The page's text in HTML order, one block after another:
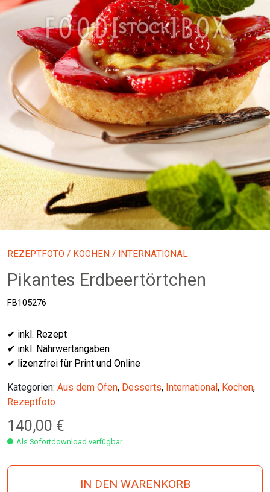
REZEPTFOTO / KOCHEN / INTERNATIONAL
Pikantes Erdbeertörtchen
FB105276
✔ inkl. Rezept
✔ inkl. Nährwertangaben
✔ lizenzfrei für Print und Online
Kategorien: Aus dem Ofen, Desserts, International , Kochen,
Rezeptfoto
140,00 €
Als Sofortdownload verfügbar
IN DEN WARENKORB